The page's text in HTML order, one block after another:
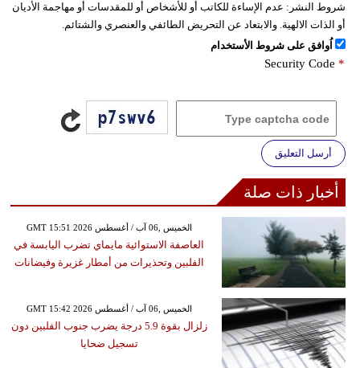
شروط النشر: عدم الإساءة للكاتب أو للأشخاص أو للمقدسات أو مهاجمة الأديان
أو الذات الالهية. والابتعاد عن التحريض الطائفي والعنصري والشتائم.
اُوافق على شروط الأستخدام
Security Code *
أرسل التعليق
أخبار ذات صلة
GMT 15:51 2026 الخميس ,06 آب / أغسطس
العاصفة الاستوائية مايماي تضرب اليابسة في
الفلبين وتحذيرات من أمطار غزيرة وفيضانات
GMT 15:42 2026 الخميس ,06 آب / أغسطس
زلزال بقوة 5.9 درجة يضرب جنوب الفلبين دون
تسجيل ضحايا